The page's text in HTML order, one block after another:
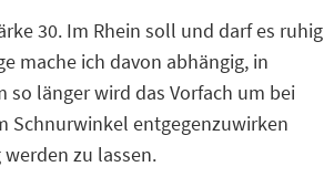
30. Im Rhein soll und darf es ruhig
mache ich davon abhängig, in
länger wird das Vorfach um bei
Schnurwinkel entgegenzuwirken
zu lassen.